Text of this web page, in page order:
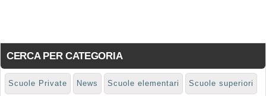
CERCA PER CATEGORIA
Scuole Private News Scuole elementari Scuole superiori